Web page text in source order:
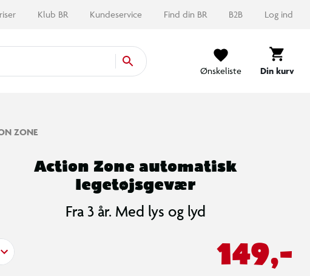
Klub BR Kundeservice Find din BR B2B Log ind
Ønskeliste
Din kurv
ZONE
Action Zone automatisk
legetøjsgevær
Fra 3 år. Med lys og lyd
149,-